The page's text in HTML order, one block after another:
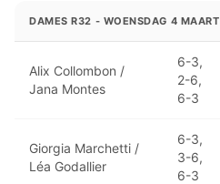
DAMES R32 - WOENSDAG 4 MAART
Alix Collombon /
Jana Montes
6-3,
2-6,
6-3
Giorgia Marchetti /
Léa Godallier
6-3,
3-6,
6-3